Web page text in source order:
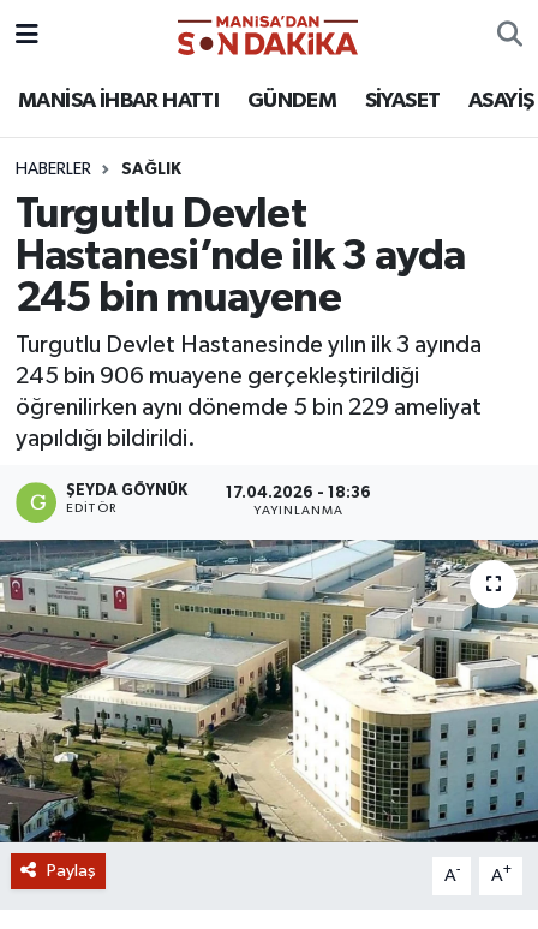
MANİSA İHBAR HATTI GÜNDEM SİYASET ASAYİŞ
HABERLER SAĞLIK
Turgutlu Devlet
Hastanesi’nde ilk 3 ayda
245 bin muayene
Turgutlu Devlet Hastanesinde yılın ilk 3 ayında
245 bin 906 muayene gerçekleştirildiği
öğrenilirken aynı dönemde 5 bin 229 ameliyat
yapıldığı bildirildi.
ŞEYDA GÖYNÜK
EDITÖR
17.04.2026 - 18:36
YAYINLANMA
Paylaş A- A+
ASAYİŞ
KÜLTÜR-SANAT
MAGAZİN
MANİSA'DA TRAFİK
SİYASET
GİZLİLİK SÖZLEŞMESİ
İLETİŞİM
Hava Durumu
Puan Durumu ve Fikstür
Tüm Manşetler
Son Dakika Haberleri
Haber Arşivi